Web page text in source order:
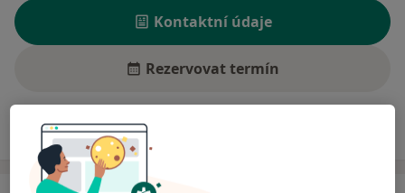
Kontaktní údaje
Rezervovat termín
Ceník Adresy